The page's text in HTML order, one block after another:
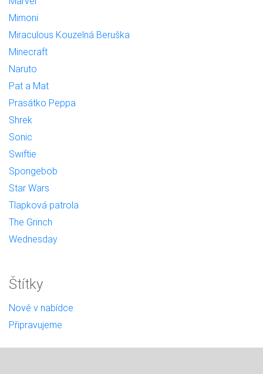
Mimoni
Miraculous Kouzelná Beruška
Minecraft
Naruto
Pat a Mat
Prasátko Peppa
Shrek
Sonic
Swiftie
Spongebob
Star Wars
Tlapková patrola
The Grinch
Wednesday
Štítky
Nově v nabídce
Připravujeme